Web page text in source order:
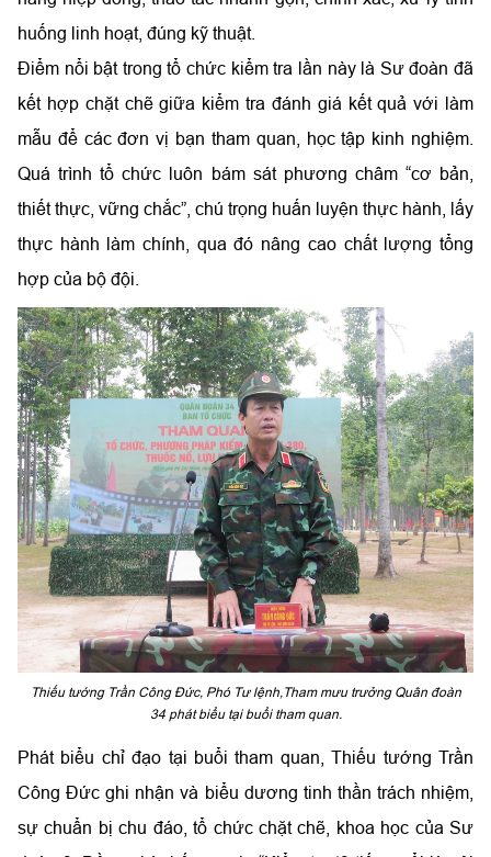
huống linh hoạt, đúng kỹ thuật.
Điểm nổi bật trong tổ chức kiểm tra lần này là Sư đoàn đã
kết hợp chặt chẽ giữa kiểm tra đánh giá kết quả với làm
mẫu để các đơn vị bạn tham quan, học tập kinh nghiệm.
Quá trình tổ chức luôn bám sát phương châm “cơ bản,
thiết thực, vững chắc”, chú trọng huấn luyện thực hành, lấy
thực hành làm chính, qua đó nâng cao chất lượng tổng
hợp của bộ đội.
Thiếu tướng Trần Công Đức, Phó Tư lệnh,Tham mưu trưởng Quân đoàn
34 phát biểu tại buổi tham quan.
Phát biểu chỉ đạo tại buổi tham quan, Thiếu tướng Trần
Công Đức ghi nhận và biểu dương tinh thần trách nhiệm,
sự chuẩn bị chu đáo, tổ chức chặt chẽ, khoa học của Sư